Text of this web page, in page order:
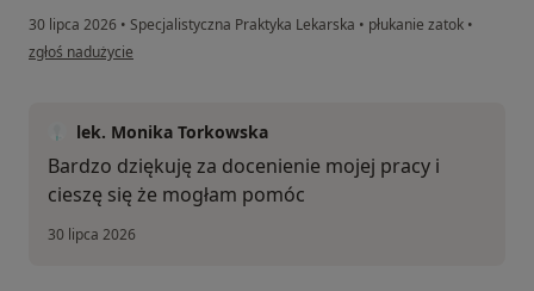
30 lipca 2026 • Specjalistyczna Praktyka Lekarska • płukanie zatok •
w opinii użytkownika Romuald
zgłoś nadużycie
lek. Monika Torkowska
Bardzo dziękuję za docenienie mojej pracy i
cieszę się że mogłam pomóc
30 lipca 2026